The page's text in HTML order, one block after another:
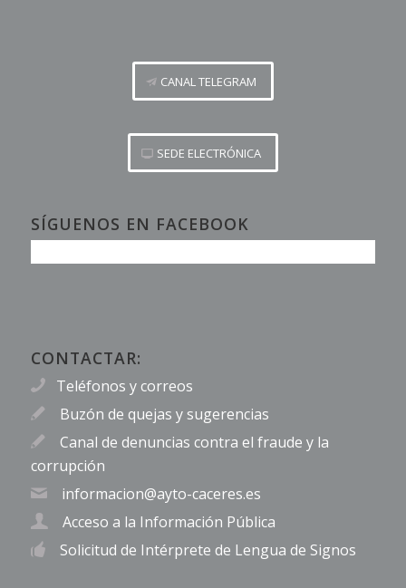
CANAL TELEGRAM
SEDE ELECTRÓNICA
SÍGUENOS EN FACEBOOK
CONTACTAR:
Teléfonos y correos
Buzón de quejas y sugerencias
Canal de denuncias contra el fraude y la
corrupción
informacion@ayto-caceres.es
Acceso a la Información Pública
Solicitud de Intérprete de Lengua de Signos